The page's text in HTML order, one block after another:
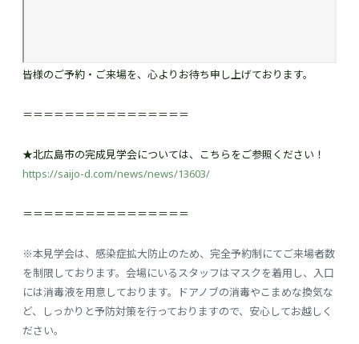
皆様のご予約・ご来場を、心よりお待ち申し上げております。
＝＝＝＝＝＝＝＝＝＝＝＝＝＝＝＝
★北広島市の完成見学会については、こちらをご参照ください！
https://saijo-d.com/news/news/13603/
＝＝＝＝＝＝＝＝＝＝＝＝＝＝＝＝
※本見学会は、感染症拡大防止のため、完全予約制にてご来場者数
を制限しております。会場にいるスタッフはマスクを着用し、入口
には消毒液を用意しております。ドアノブの消毒やこまめな換気な
ど、しっかりと予防対策を行っておりますので、安心してお越しく
ださい。